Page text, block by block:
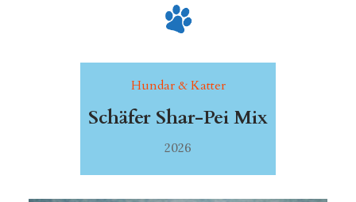
Hundar & Katter
Schäfer Shar-Pei Mix
2026